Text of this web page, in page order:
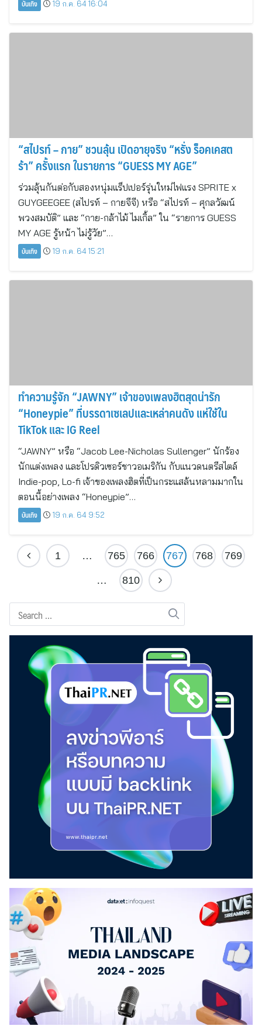
บันเทิง 19 ก.ค. 64 16:04
บันเทิง 19 ก.ค. 64 15:21
ตอนนี้อย่างเพลง “Honeypie”…
บันเทิง 19 ก.ค. 64 9:52
1 … 765 766 767 768 769
… 810